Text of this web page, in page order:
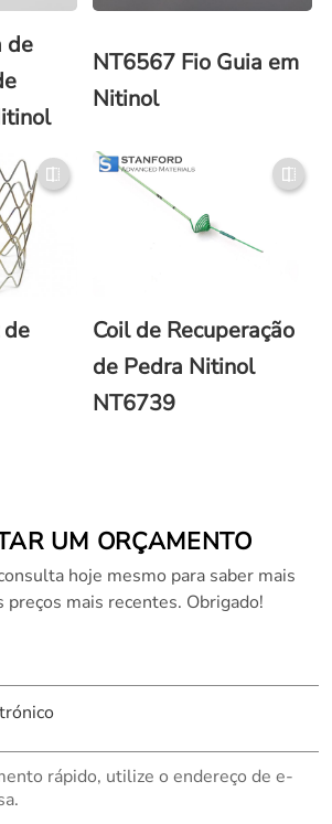
de
NT6567 Fio Guia em
Nitinol
Coil de Recuperação
de Pedra Nitinol
NT6739
UM ORÇAMENTO
hoje mesmo para saber mais
preços mais recentes. Obrigado!
rápido, utilize o endereço de e-